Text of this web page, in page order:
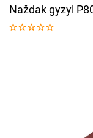
Naždak gyzyl